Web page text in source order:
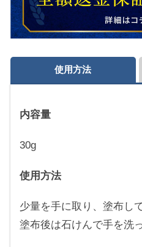
使用方法
内容量
30g
使用方法
少量を手に取り、塗布し
塗布後は石けんで手を洗